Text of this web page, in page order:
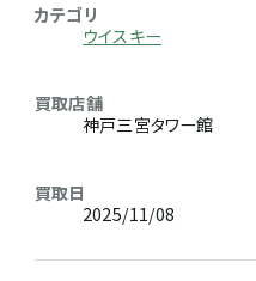
カテゴリ
ウイスキー
買取店舗
神戸三宮タワー館
買取日
2025/11/08